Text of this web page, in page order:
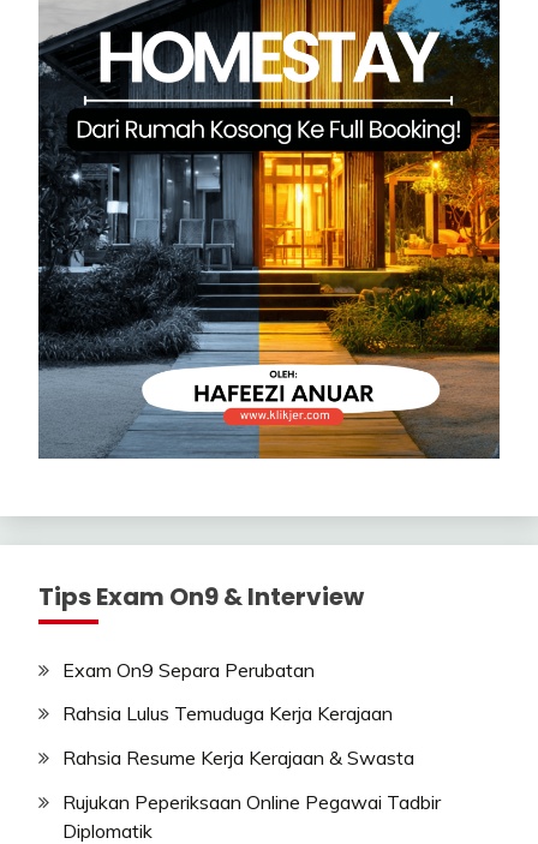
Tips Exam On9 & Interview
Exam On9 Separa Perubatan
Rahsia Lulus Temuduga Kerja Kerajaan
Rahsia Resume Kerja Kerajaan & Swasta
Rujukan Peperiksaan Online Pegawai Tadbir
Diplomatik